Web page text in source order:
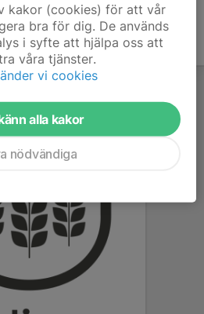
kakor (cookies) för att vår
bra för dig. De används
i syfte att hjälpa oss att
våra tjänster.
vi cookies
alla kakor
nödvändiga